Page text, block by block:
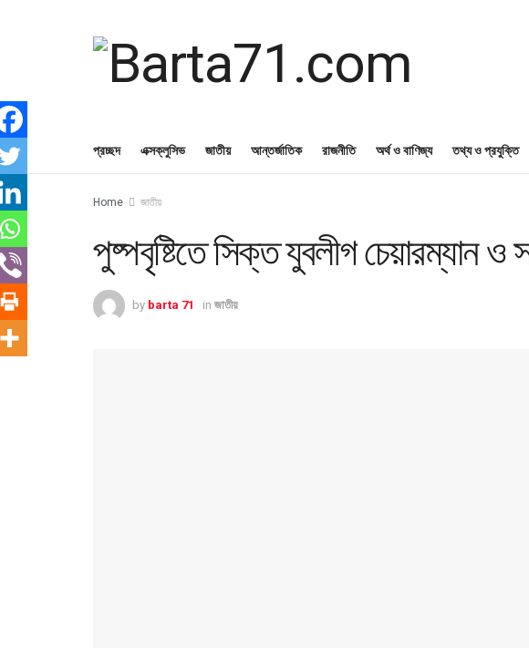
প্রচ্ছদ এক্সক্লুসিভ জাতীয় আন্তর্জাতিক রাজনীতি অর্থ ও বাণিজ্য তথ্য ও প্রযুক্তি
Home জাতীয়
পুষ্পবৃষ্টিতে সিক্ত যুবলীগ চেয়ারম্যান ও
by barta 71 in জাতীয়